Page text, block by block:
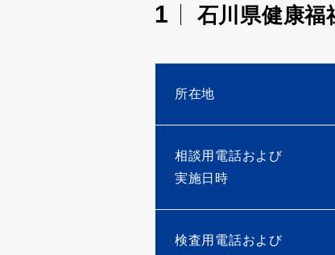
1 石川県健康福
所在地
相談用電話および
実施日時
検査用電話および